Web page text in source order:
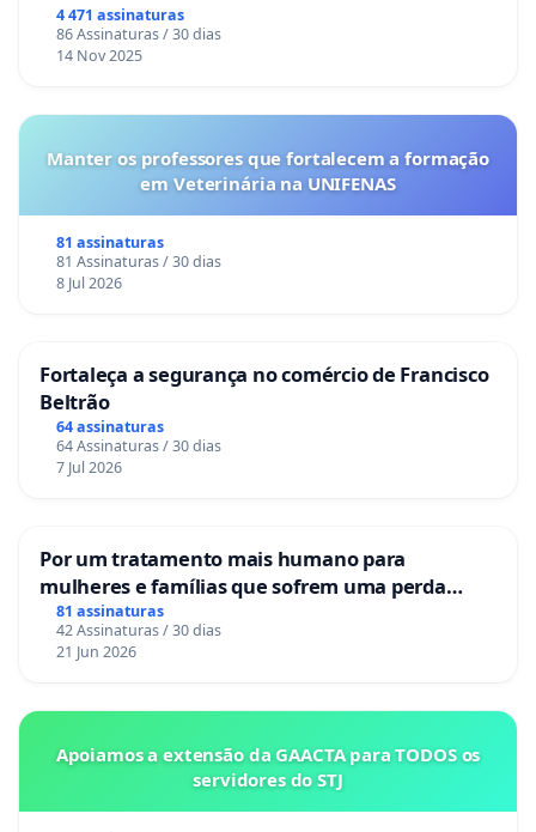
4 471 assinaturas
86 Assinaturas / 30 dias
14 Nov 2025
Manter os professores que fortalecem a formação
em Veterinária na UNIFENAS
81 assinaturas
81 Assinaturas / 30 dias
8 Jul 2026
Fortaleça a segurança no comércio de Francisco
Beltrão
64 assinaturas
64 Assinaturas / 30 dias
7 Jul 2026
Por um tratamento mais humano para
mulheres e famílias que sofrem uma perda
gestacional nos hospitais portugueses
81 assinaturas
42 Assinaturas / 30 dias
21 Jun 2026
Apoiamos a extensão da GAACTA para TODOS os
servidores do STJ